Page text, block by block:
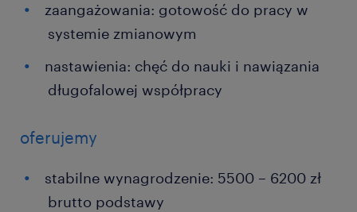
zaangażowania: gotowość do pracy w
systemie zmianowym
nastawienia: chęć do nauki i nawiązania
długofalowej współpracy
oferujemy
stabilne wynagrodzenie: 5500 – 6200 zł
brutto podstawy